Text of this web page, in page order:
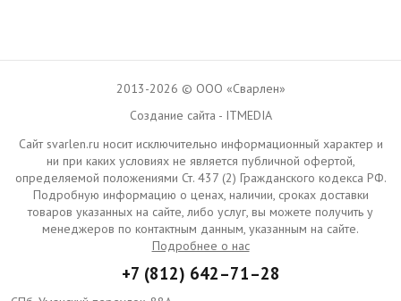
2013-2026 © ООО «Сварлен»
Создание сайта - ITMEDIA
Сайт svarlen.ru носит исключительно информационный характер и
ни при каких условиях не является публичной офертой,
определяемой положениями Ст. 437 (2) Гражданского кодекса РФ.
Подробную информацию о ценах, наличии, сроках доставки
товаров указанных на сайте, либо услуг, вы можете получить у
менеджеров по контактным данным, указанным на сайте.
Подробнее о нас
+7 (812) 642–71–28